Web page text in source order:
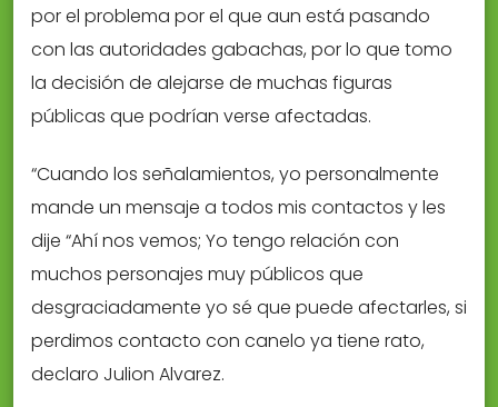
por el problema por el que aun está pasando
con las autoridades gabachas, por lo que tomo
la decisión de alejarse de muchas figuras
públicas que podrían verse afectadas.
“Cuando los señalamientos, yo personalmente
mande un mensaje a todos mis contactos y les
dije “Ahí nos vemos; Yo tengo relación con
muchos personajes muy públicos que
desgraciadamente yo sé que puede afectarles, si
perdimos contacto con canelo ya tiene rato,
declaro Julion Alvarez.